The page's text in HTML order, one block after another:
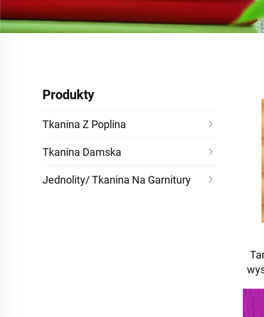
Produkty
Tkanina Z Poplina
Tkanina Damska
Jednolity/ Tkanina Na Garnitury